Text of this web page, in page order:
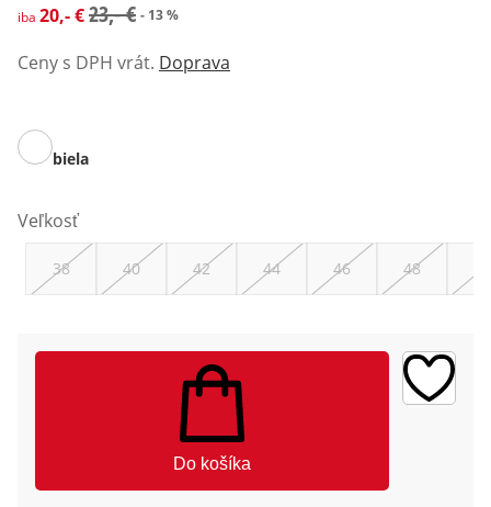
zľavnená cena: 20,- €, predchádzajúca cena: 23,- €
iba 20,- €23,- € - 13 %
Ceny s DPH vrát. Doprava
biela
Veľkosť
38 40 42 44 46 48
Do košíka